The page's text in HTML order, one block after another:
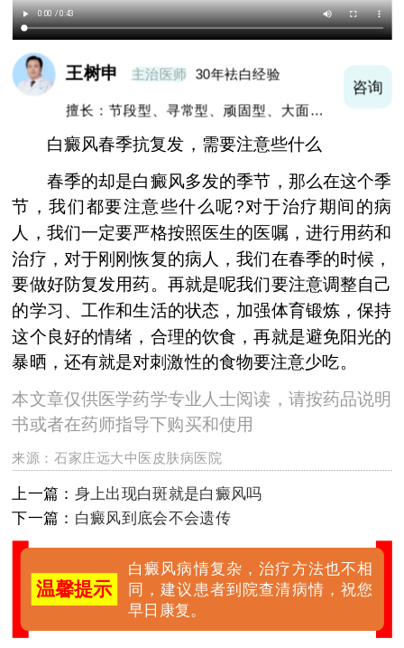
王树申 主治医师 30年袪白经验
擅长：节段型、寻常型、顽固型、大面积白
咨询
白癜风春季抗复发，需要注意些什么
春季的却是白癜风多发的季节，那么在这个季
节，我们都要注意些什么呢?对于治疗期间的病
人，我们一定要严格按照医生的医嘱，进行用药和
治疗，对于刚刚恢复的病人，我们在春季的时候，
要做好防复发用药。再就是呢我们要注意调整自己
的学习、工作和生活的状态，加强体育锻炼，保持
这个良好的情绪，合理的饮食，再就是避免阳光的
暴晒，还有就是对刺激性的食物要注意少吃。
本文章仅供医学药学专业人士阅读，请按药品说明
书或者在药师指导下购买和使用
来源：石家庄远大中医皮肤病医院
上一篇： 身上出现白斑就是白癜风吗
下一篇： 白癜风到底会不会遗传
温馨提示
白癜风病情复杂，治疗方法也不相
同，建议患者到院查清病情，祝您
早日康复。